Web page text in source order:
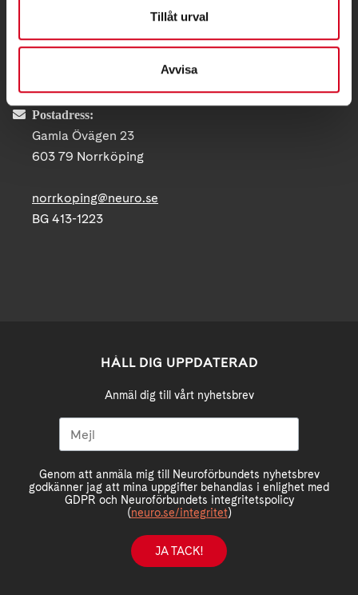
Tillåt urval
Avvisa
Gamla Övägen 23, 603 79 Norrköping
Postadress:
Gamla Övägen 23
603 79 Norrköping
norrkoping@neuro.se
BG 413-1223
HÅLL DIG UPPDATERAD
Anmäl dig till vårt nyhetsbrev
Genom att anmäla mig till Neuroförbundets nyhetsbrev
godkänner jag att mina uppgifter behandlas i enlighet med
GDPR och Neuroförbundets integritetspolicy
(neuro.se/integritet)
JA TACK!